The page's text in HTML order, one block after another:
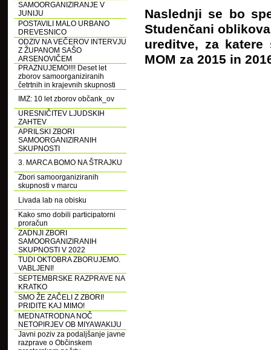
SAMOORGANIZIRANJE V
JUNIJU
POSTAVILI MALO URBANO
DREVESNICO
ODZIV NA VEČEROV INTERVJU
Z ŽUPANOM SAŠO
ARSENOVIČEM
PRAZNUJEMO!!!! Deset let
zborov samoorganiziranih
četrtnih in krajevnih skupnosti
IMZ: 10 let zborov občank_ov
URESNIČITEV LJUDSKIH
ZAHTEV
APRILSKI ZBORI
SAMOORGANIZIRANIH
SKUPNOSTI
3. MARCA BOMO NA ŠTRAJKU
Zbori samoorganiziranih
skupnosti v marcu
Livada lab na obisku
Kako smo dobili participatorni
proračun
ZADNJI ZBORI
SAMOORGANIZIRANIH
SKUPNOSTI V 2022
TUDI OKTOBRA ZBORUJEMO.
VABLJENI!
SEPTEMBRSKE RAZPRAVE NA
KRATKO
SMO ŽE ZAČELI Z ZBORI!
PRIDITE KAJ MIMO!
MEDNATRODNA NOČ
NETOPIRJEV OB MIYAWAKIJU
Javni poziv za podaljšanje javne
razprave o Občinskem
Naslednji se bo
Studenčani
ureditve, za
MOM za 2015 in